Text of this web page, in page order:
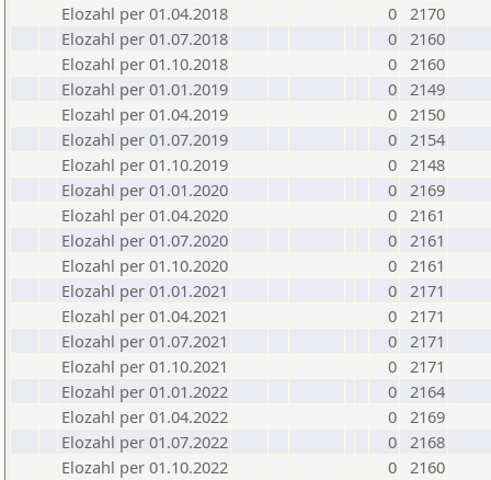
Elozahl per 01.04.2018
0 2170
Elozahl per 01.07.2018
0 2160
Elozahl per 01.10.2018
0 2160
Elozahl per 01.01.2019
0 2149
Elozahl per 01.04.2019
0 2150
Elozahl per 01.07.2019
0 2154
Elozahl per 01.10.2019
0 2148
Elozahl per 01.01.2020
0 2169
Elozahl per 01.04.2020
0 2161
Elozahl per 01.07.2020
0 2161
Elozahl per 01.10.2020
0 2161
Elozahl per 01.01.2021
0 2171
Elozahl per 01.04.2021
0 2171
Elozahl per 01.07.2021
0 2171
Elozahl per 01.10.2021
0 2171
Elozahl per 01.01.2022
0 2164
Elozahl per 01.04.2022
0 2169
Elozahl per 01.07.2022
0 2168
Elozahl per 01.10.2022
0 2160